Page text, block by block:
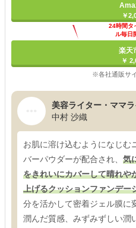
￥
24時間タ
ル毎日
楽天
￥
※各社通販サ
美容ライター・ママ
中村 沙織
お肌に溶け込むようになじむ
バーパウダーが配合され、 気
をきれいにカバーして晴れや
上げるクッションファンデー
分を活かして密着ジェル膜に
潤んだ質感、みずみずしい潤